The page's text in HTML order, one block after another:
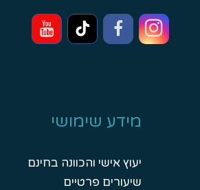
מידע שימושי
יעוץ אישי והכוונה בחינם
שיעורים פרטיים